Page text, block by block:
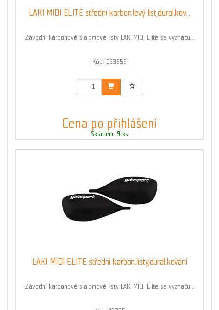
LAKI MIDI ELITE střední karbon.levý list,dural.kov...
Závodní karbonové slalomové listy LAKI MIDI Elite se vyznaču...
Kód: 023952
Cena po přihlášení
Skladem: 9 ks
LAKI MIDI ELITE střední karbon.listy,dural.kování
Závodní karbonové slalomové listy LAKI MIDI Elite se vyznaču...